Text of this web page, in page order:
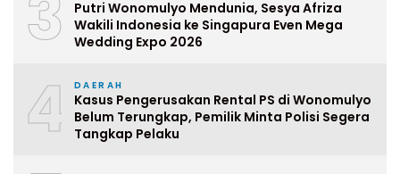
3
Putri Wonomulyo Mendunia, Sesya Afriza
Wakili Indonesia ke Singapura Even Mega
Wedding Expo 2026
4 DAERAH
Kasus Pengerusakan Rental PS di Wonomulyo
Belum Terungkap, Pemilik Minta Polisi Segera
Tangkap Pelaku